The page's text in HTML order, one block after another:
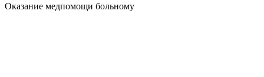
Оказание медпомощи больному